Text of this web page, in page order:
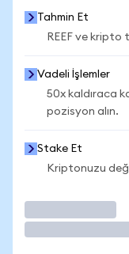
Tahmin Et
REEF ve kripto
Vadeli İşlemler
50x kaldıraca
pozisyon alın.
Stake Et
Kriptonuzu